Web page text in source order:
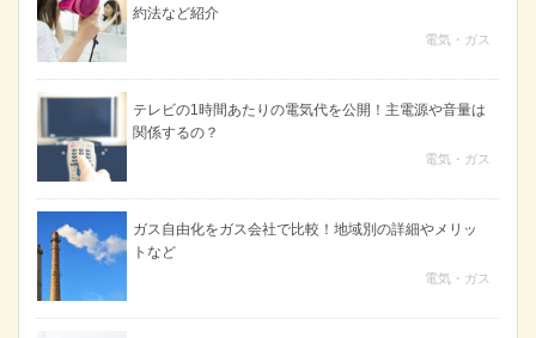
約法など紹介
電気・ガス
テレビの1時間あたりの電気代を公開！主電源や音量は
関係するの？
電気・ガス
ガス自由化をガス会社で比較！地域別の詳細やメリッ
トなど
電気・ガス